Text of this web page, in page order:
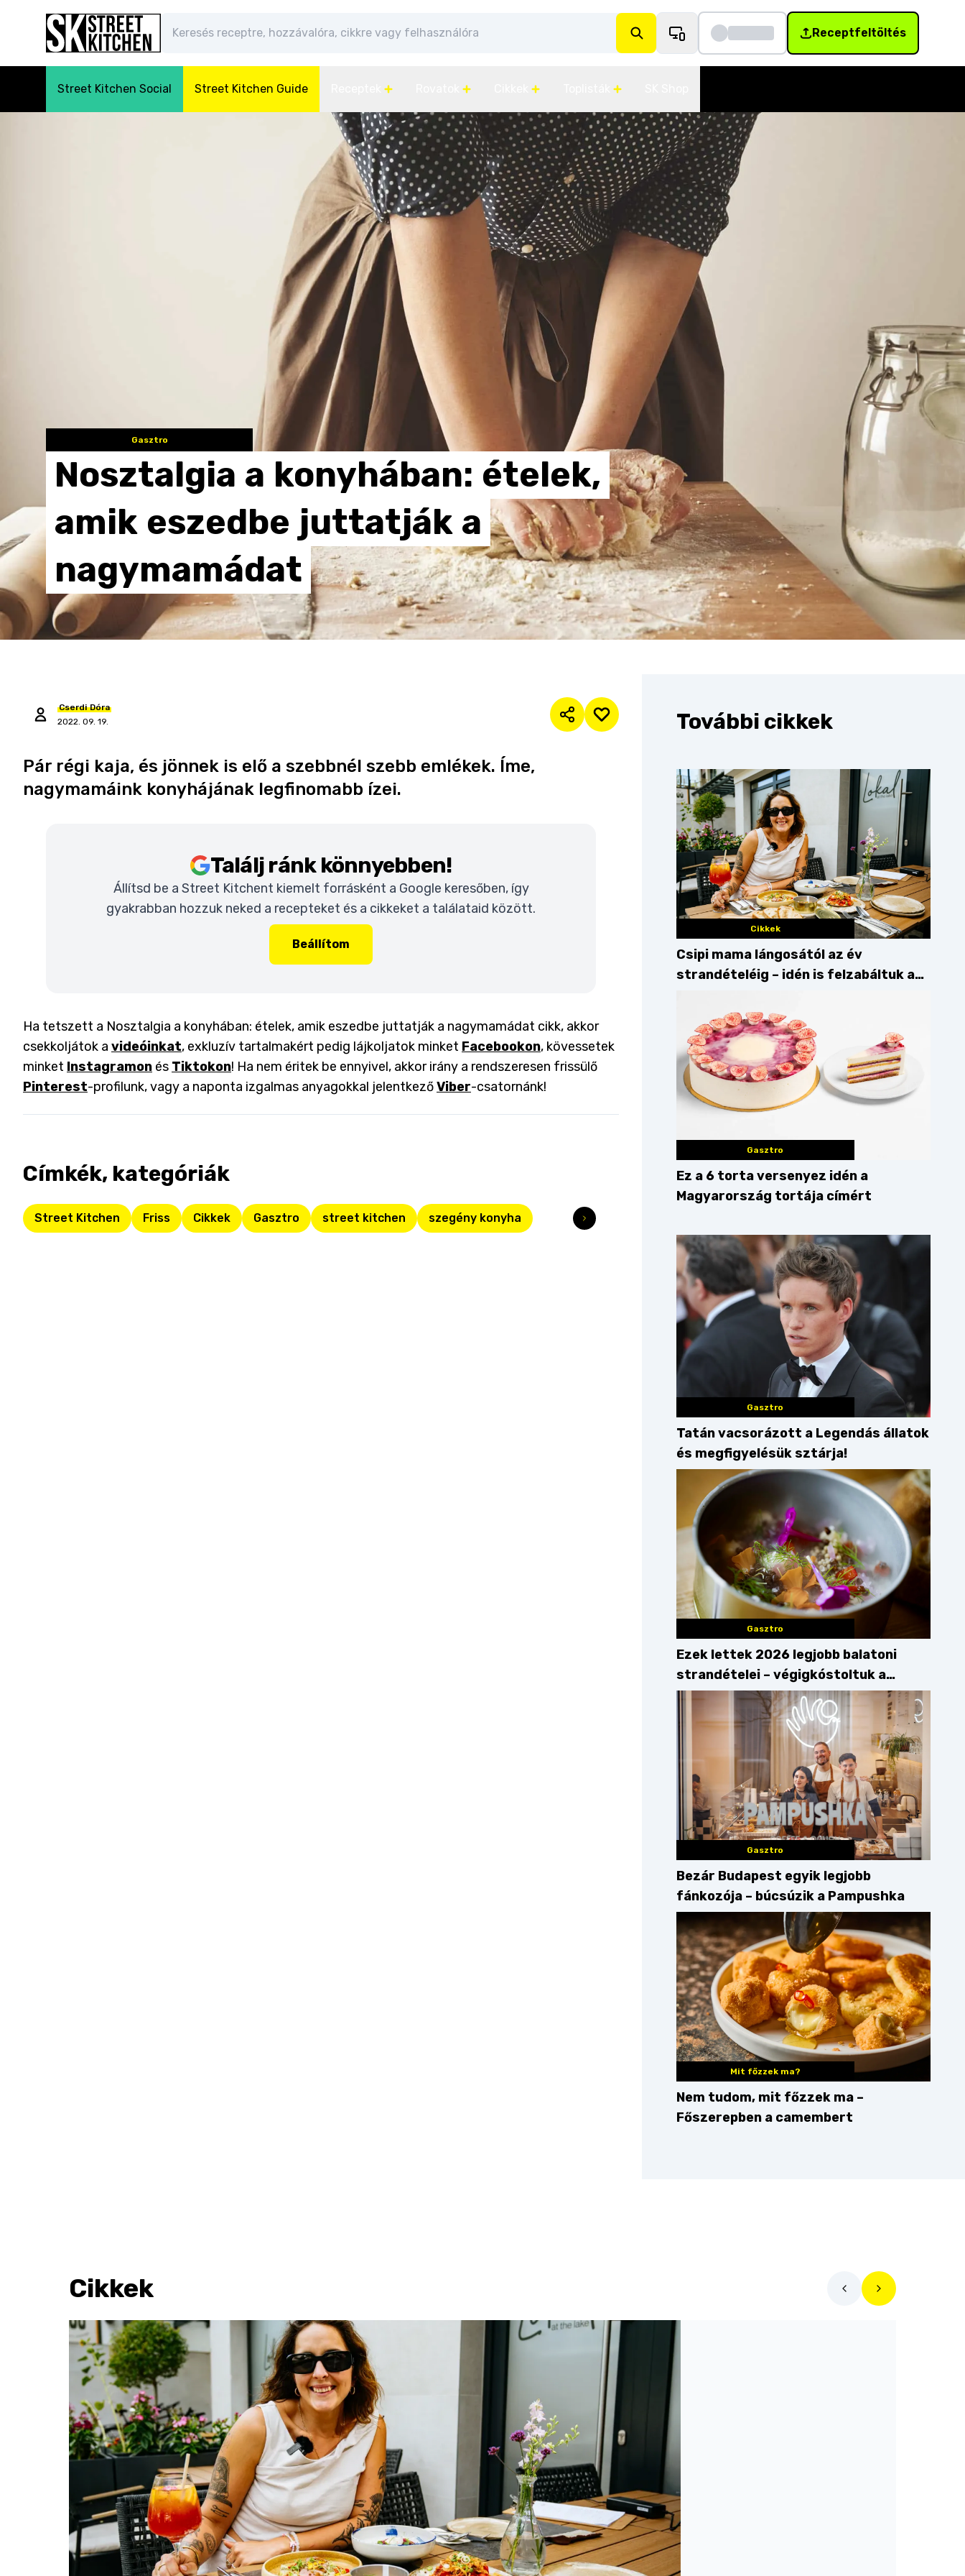
Receptfeltöltés
Street Kitchen Social Street Kitchen Guide
Gasztro
Nosztalgia a konyhában: ételek,
amik eszedbe juttatják a
nagymamádat
Cserdi Dóra
2022. 09. 19.
Pár régi kaja, és jönnek is elő a szebbnél szebb emlékek. Íme,
nagymamáink konyhájának legfinomabb ízei.
Találj ránk könnyebben!
Állítsd be a Street Kitchent kiemelt forrásként a Google keresőben, így
gyakrabban hozzuk neked a recepteket és a cikkeket a találataid között.
Beállítom
Ha tetszett a Nosztalgia a konyhában: ételek, amik eszedbe juttatják a nagymamádat cikk, akkor
csekkoljátok a videóinkat, exkluzív tartalmakért pedig lájkoljatok minket Facebookon, kövessetek
minket Instagramon és Tiktokon! Ha nem éritek be ennyivel, akkor irány a rendszeresen frissülő
Pinterest-profilunk, vagy a naponta izgalmas anyagokkal jelentkezőViber-csatornánk!
Címkék, kategóriák
Street Kitchen Friss Cikkek Gasztro street kitchen szegény konyha
További cikkek
Cikkek
Csipi mama lángosától az év
strandételéig – idén is felzabáltuk a
Gasztro
Ez a 6 torta versenyez idén a
Magyarország tortája címért
Gasztro
Tatán vacsorázott a Legendás állatok
és megfigyelésük sztárja!
Gasztro
Ezek lettek 2026 legjobb balatoni
strandételei – végigkóstoltuk a
győzteseket
Gasztro
Bezár Budapest egyik legjobb
fánkozója – búcsúzik a Pampushka
Mit főzzek ma?
Nem tudom, mit főzzek ma –
Főszerepben a camembert
Cikkek